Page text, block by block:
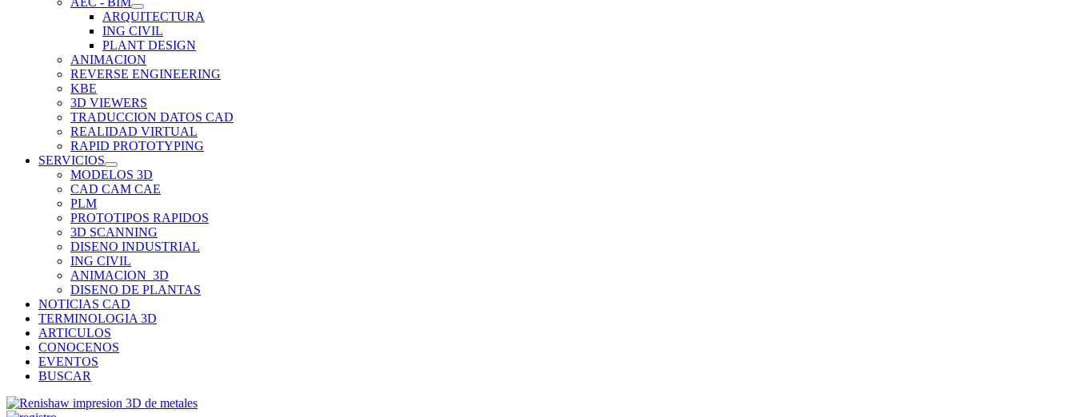
ARQUITECTURA
ING CIVIL
PLANT DESIGN
ANIMACION
REVERSE ENGINEERING
KBE
3D VIEWERS
TRADUCCION DATOS CAD
REALIDAD VIRTUAL
RAPID PROTOTYPING
SERVICIOS
MODELOS 3D
CAD CAM CAE
PLM
PROTOTIPOS RAPIDOS
3D SCANNING
DISENO INDUSTRIAL
ING CIVIL
ANIMACION_3D
DISENO DE PLANTAS
NOTICIAS CAD
TERMINOLOGIA 3D
ARTICULOS
CONOCENOS
EVENTOS
BUSCAR